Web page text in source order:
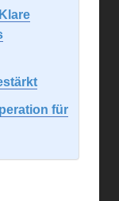
für